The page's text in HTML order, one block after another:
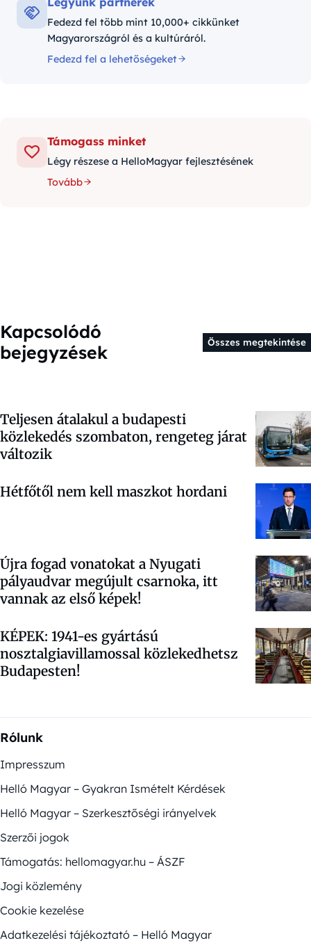
Fedezd fel több mint 10,000+ cikkünket
Magyarországról és a kultúráról.
Fedezd fel a lehetőségeket
Támogass minket
Légy részese a HelloMagyar fejlesztésének
Tovább
Kapcsolódó
bejegyzések
Összes megtekintése
Teljesen átalakul a budapesti
közlekedés szombaton, rengeteg járat
változik
Hétfőtől nem kell maszkot hordani
Újra fogad vonatokat a Nyugati
pályaudvar megújult csarnoka, itt
vannak az első képek!
KÉPEK: 1941-es gyártású
nosztalgiavillamossal közlekedhetsz
Budapesten!
Rólunk
Impresszum
Helló Magyar – Gyakran Ismételt Kérdések
Helló Magyar – Szerkesztőségi irányelvek
Szerzői jogok
Támogatás: hellomagyar.hu – ÁSZF
Jogi közlemény
Cookie kezelése
Adatkezelési tájékoztató – Helló Magyar